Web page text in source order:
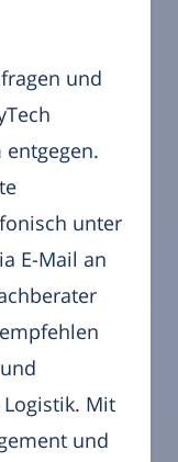
und
unter
E-Mail an
Mit
und